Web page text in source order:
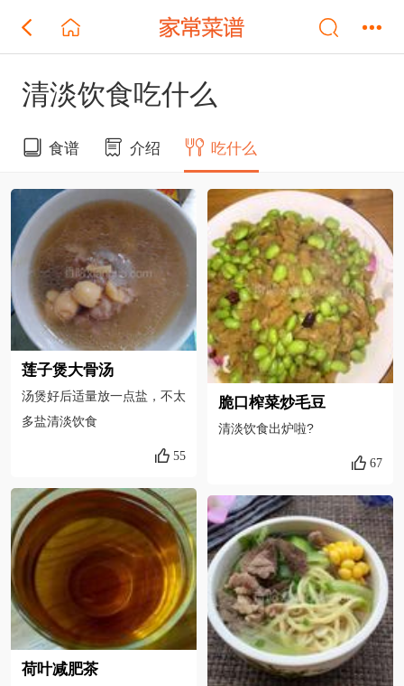
清淡饮食吃什么
食谱 介绍 吃什么
莲子煲大骨汤
汤煲好后适量放一点盐，不太
多盐清淡饮食
55
荷叶减肥茶
脆口榨菜炒毛豆
清淡饮食出炉啦?
67